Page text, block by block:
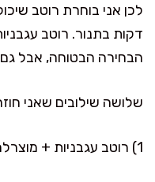
דקות בתנור. רוטב
הבחירה הבטוחה, אבל
שלושה שילובים שאני
1) רוטב עגבניות + מוצרלה מעל: מתקתק-חמצמץ ומוכר.